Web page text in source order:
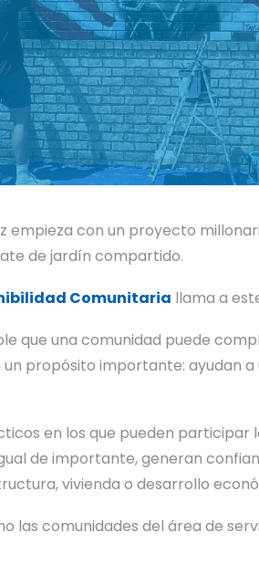
con un proyecto
de jardín compartido.
Comunitaria llama a
que una comunidad puede
propósito importante: ayudan
en los que pueden
de importante, generan
vivienda o desarrollo
las comunidades del área de